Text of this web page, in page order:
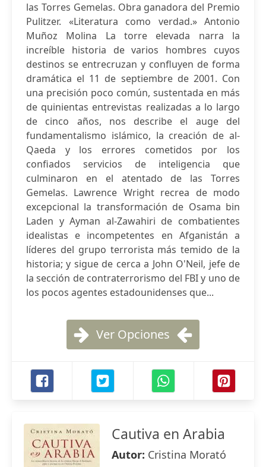
las Torres Gemelas. Obra ganadora del Premio
Pulitzer. «Literatura como verdad.» Antonio
Muñoz Molina La torre elevada narra la
increíble historia de varios hombres cuyos
destinos se entrecruzan y confluyen de forma
dramática el 11 de septiembre de 2001. Con
una precisión poco común, sustentada en más
de quinientas entrevistas realizadas a lo largo
de cinco años, nos describe el auge del
fundamentalismo islámico, la creación de al-
Qaeda y los errores cometidos por los
confiados servicios de inteligencia que
culminaron en el atentado de las Torres
Gemelas. Lawrence Wright recrea de modo
excepcional la transformación de Osama bin
Laden y Ayman al-Zawahiri de combatientes
idealistas e incompetentes en Afganistán a
líderes del grupo terrorista más temido de la
historia; y sigue de cerca a John O'Neil, jefe de
la sección de contraterrorismo del FBI y uno de
los pocos agentes estadounidenses que...
Ver Opciones
Cautiva en Arabia
Autor: Cristina Morató